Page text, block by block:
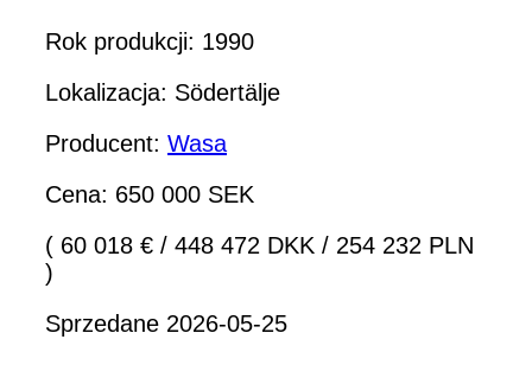
Rok produkcji: 1990
Lokalizacja: Södertälje
Producent: Wasa
Cena: 650 000 SEK
( 60 018 € / 448 472 DKK / 254 232 PLN
)
Sprzedane 2026-05-25